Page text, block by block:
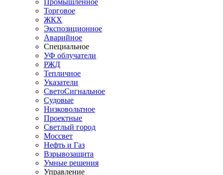
Торговое
ЖКХ
Экспозиционное
Аварийное
Специальное
УФ облучатели
РЖД
Тепличное
Указатели
СветоСигнальное
Судовые
Низковольтное
Проектные
Светлый город
Моссвет
Нефть и Газ
Взрывозащита
Умные решения
Управление